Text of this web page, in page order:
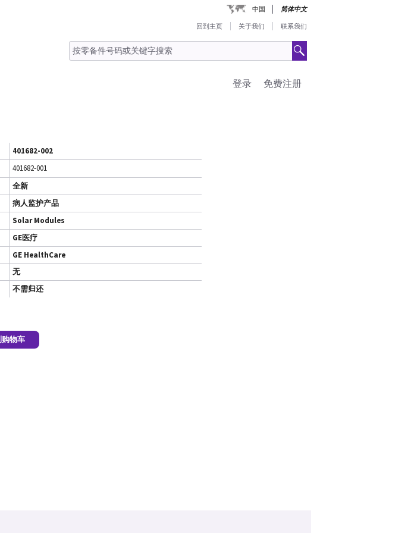
中国 简体中文
回到主页 关于我们 联系我们
免费注册
登录
401682-002
401682-001
全新
病人监护产品
Solar Modules
GE医疗
GE HealthCare
无
不需归还
物车